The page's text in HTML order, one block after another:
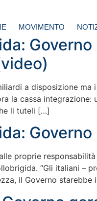
MOVIMENTO
a disposizione
la cassa
li tuteli […]
proprie
“Gli italiani
il Governo